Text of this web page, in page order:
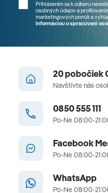
Prihlásením sa k odberu
osobných údajov a
marketingových ponúk a
Informáciou o spracúvaní
20 pobočiek
Navštívte nás
0850 555 111
Po-Ne 08:00-
Facebook
Po-Ne 08:00-
WhatsApp
Po-Ne 08:00-